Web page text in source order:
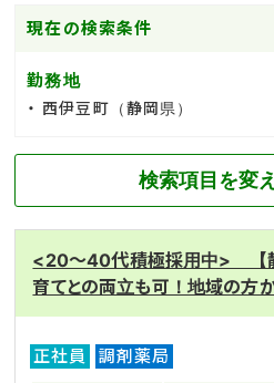
現在の検索条件
勤務地
西伊豆町（静岡県）
検索項目を変
<20～40代積極採用中> 【
育てとの両立も可！地域の方
正社員 調剤薬局